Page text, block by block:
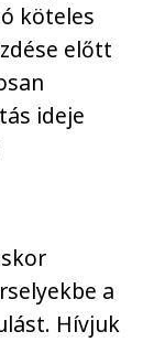
köteles
előtt
ideje
a
Hívjuk